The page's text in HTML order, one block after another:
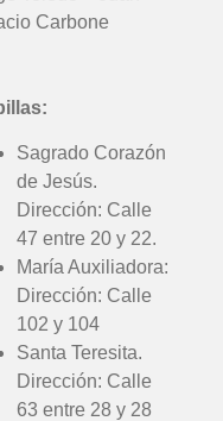
Carbone
Sagrado Corazón
de Jesús.
Dirección: Calle
47 entre 20 y 22.
María Auxiliadora:
Dirección: Calle
102 y 104
Santa Teresita.
Dirección: Calle
63 entre 28 y 28